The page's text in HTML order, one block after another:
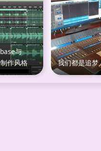
与
作风格
我们都是追梦